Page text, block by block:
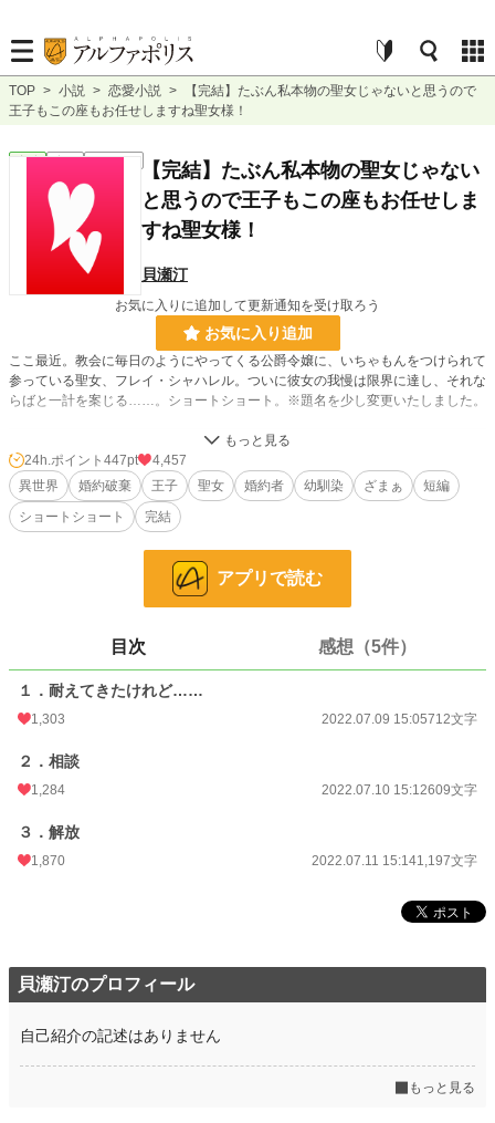
TOP > 小説 > 恋愛小説 >
【完結】たぶん私本物の聖女じゃないと思うので
王子もこの座もお任せしますね聖女様！
恋愛 完結 ｼｮｰﾄｼｮｰﾄ
【完結】たぶん私本物の聖女じゃない
と思うので王子もこの座もお任せしま
すね聖女様！
貝瀬汀
お気に入りに追加して更新通知を受け取ろう
お気に入り追加
ここ最近。教会に毎日のようにやってくる公爵令嬢に、いちゃもんをつけられて
参っている聖女、フレイ・シャハレル。ついに彼女の我慢は限界に達し、それな
らばと一計を案じる……。ショートショート。※題名を少し変更いたしました。
2,976 位 / 228,654 件
恋愛 1,614 位 / 66,334 件
お気に入り 294
2022.07.11 15:14
初回公開日時 2022.07.09 15:05
初回完結日時
週間ポイント
月間ポイント
年間ポイント
24h.ポイント 447pt
4,457
異世界
婚約破棄 王子 聖女 婚約者 幼馴染 ざまぁ
短編
ショートショート
完結
アプリで読む
目次 感想（5件）
１．耐えてきたけれど……
1,303 2022.07.09 15:05712文字
２．相談
1,284 2022.07.10 15:12609文字
３．解放
1,870 2022.07.11 15:141,197文字
貝瀬汀のプロフィール
自己紹介の記述はありません
もっと見る